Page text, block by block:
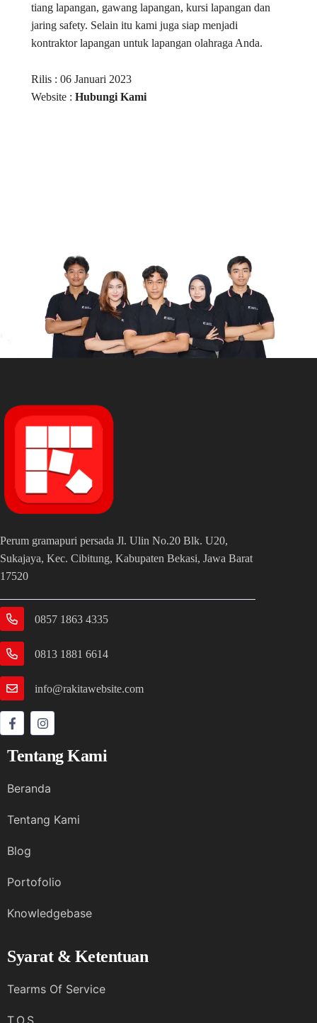
tiang lapangan, gawang lapangan, kursi lapangan dan
jaring safety. Selain itu kami juga siap menjadi
kontraktor lapangan untuk lapangan olahraga Anda.
Rilis : 06 Januari 2023
Website : Hubungi Kami
Perum gramapuri persada Jl. Ulin No.20 Blk. U20,
Sukajaya, Kec. Cibitung, Kabupaten Bekasi, Jawa Barat
17520
0857 1863 4335
0813 1881 6614
info@rakitawebsite.com
Tentang Kami
Beranda
Tentang Kami
Blog
Portofolio
Knowledgebase
Syarat & Ketentuan
Tearms Of Service